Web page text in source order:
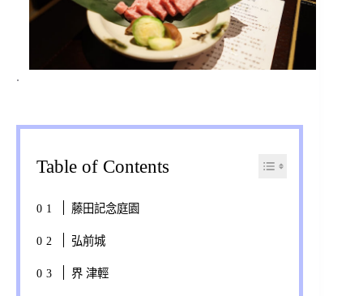
.
Table of Contents
藤田記念庭園
弘前城
界 津輕